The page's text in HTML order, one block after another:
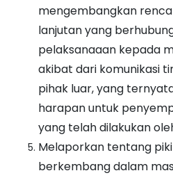
mengembangkan
lanjutan yang
pelaksanaaan kepada
akibat dari komunikasi
pihak luar, yang
harapan untuk
yang telah dilakukan
Melaporkan tentang
berkembang dalam